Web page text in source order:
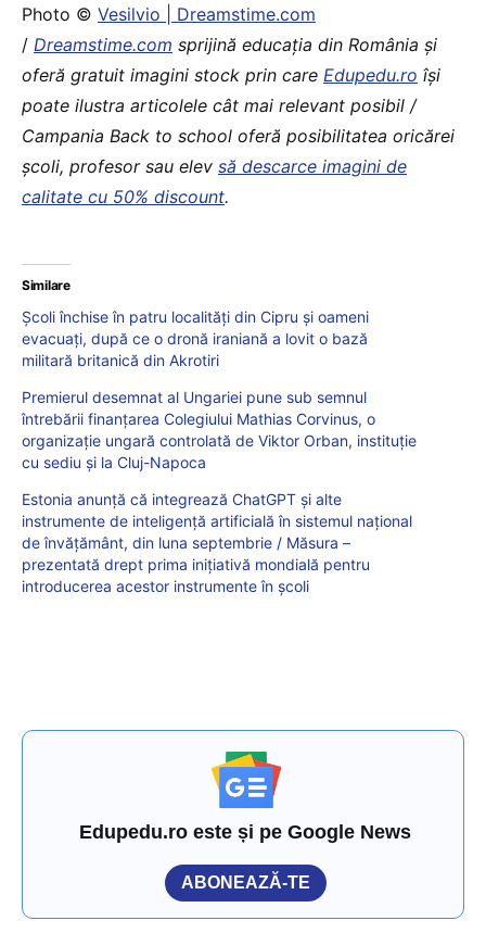
Photo © Vesilvio | Dreamstime.com
/ Dreamstime.com sprijină educaţia din România şi
oferă gratuit imagini stock prin care Edupedu.ro îşi
poate ilustra articolele cât mai relevant posibil /
Campania Back to school oferă posibilitatea oricărei
școli, profesor sau elev să descarce imagini de
calitate cu 50% discount.
Similare
Școli închise în patru localități din Cipru și oameni
evacuați, după ce o dronă iraniană a lovit o bază
militară britanică din Akrotiri
Premierul desemnat al Ungariei pune sub semnul
întrebării finanțarea Colegiului Mathias Corvinus, o
organizație ungară controlată de Viktor Orban, instituție
cu sediu și la Cluj-Napoca
Estonia anunță că integrează ChatGPT și alte
instrumente de inteligență artificială în sistemul național
de învățământ, din luna septembrie / Măsura –
prezentată drept prima inițiativă mondială pentru
introducerea acestor instrumente în școli
Edupedu.ro este și pe Google News
ABONEAZĂ-TE